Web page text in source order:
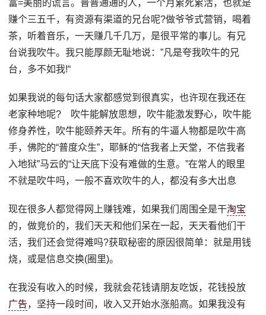
富=美丽的谎言。普普通通的人，一个月累死累活，也就是
赚个三五千，有资源有渠道的兄台呢?做爷爷式营销，喝着
茶，听着音乐，一天赚几千几万，是很平常的事儿。有兄
台说我吹牛。我只能厚颜无耻地说：”凡是夸我吹牛的兄
台，多不如我!“
如果我说的每句话大家都感觉到很真实，也许现在我还在
老家种地呢? 吹牛能解放思想，吹牛能激发野心，吹牛能
修身养性，吹牛能颐养天年。所有的牛逼人物都是吹牛高
手，佛陀的“普度众生”，耶稣的“信我者上天堂，不信我者
入地狱”马云的“让天底下没有难做的生意。”在常人的眼里
不就是吹牛吗，一般不喜欢吹牛的人，都没有多大出息
现在很多人都觉得网上赚钱难，如果我们周围全是干淘宝
的，做竞价的，我们天天和他们呆在一起，天天看他们干
活，我们还会觉得难吗?获取秘密的原因很简单：就是用钱
烧，或是信息交换(圈里)。
在我没有收入的时候，我就会花钱请朋友吃饭，花钱投放
广告，坚持一段时间，收入又开始水涨船高。如果我没有